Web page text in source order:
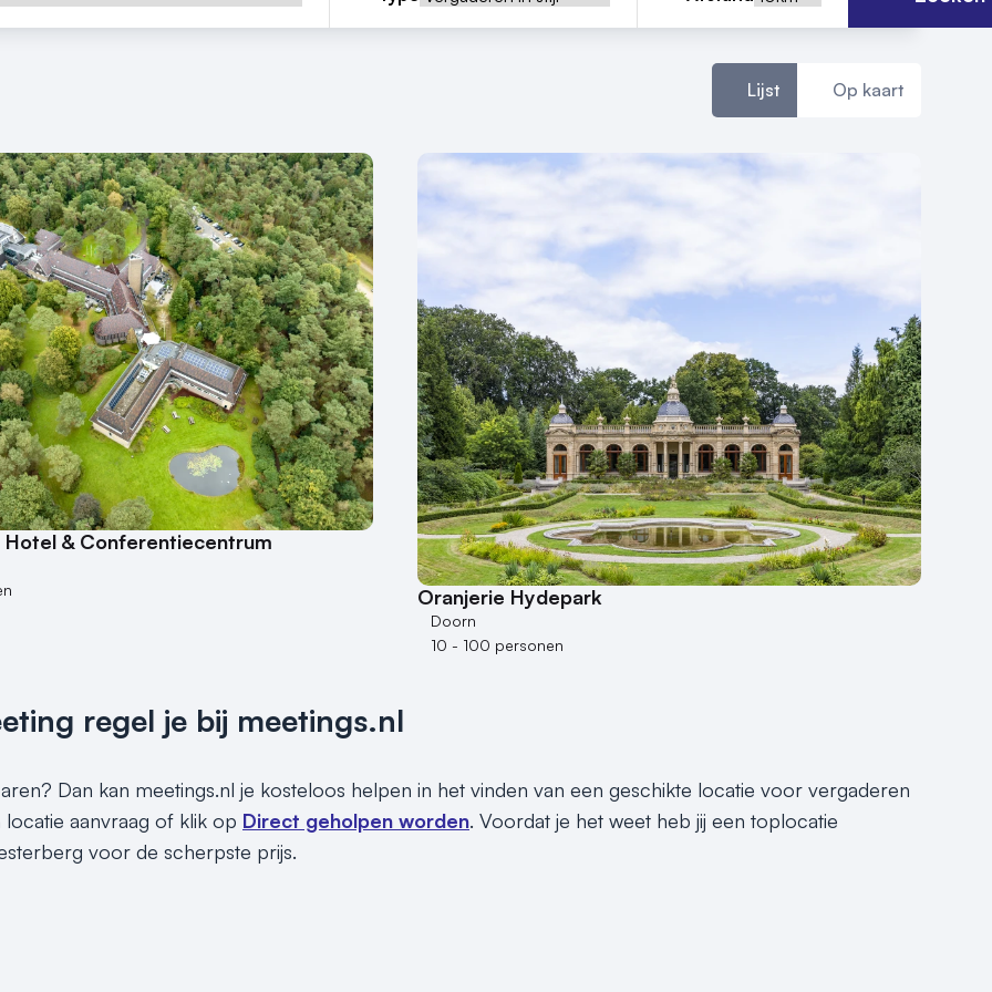
Lijst Op kaart
& Conferentiecentrum
Oranjerie Hydepark
Doorn
10 - 100 personen
regel je bij meetings.nl
Dan kan meetings.nl je kosteloos helpen in het vinden van een geschikte locatie voor vergaderen
locatie aanvraag of klik op Direct geholpen worden. Voordat je het weet heb jij een toplocatie
voor de scherpste prijs.